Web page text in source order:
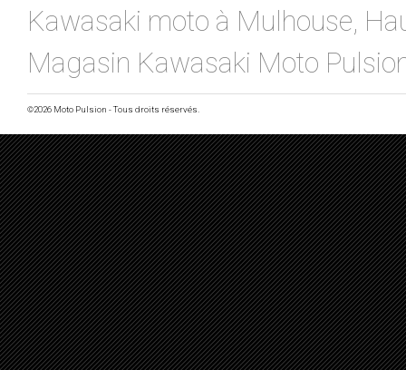
Kawasaki moto à Mulhouse,
Magasin Kawasaki Moto
©2026 Moto Pulsion - Tous droits réservés.